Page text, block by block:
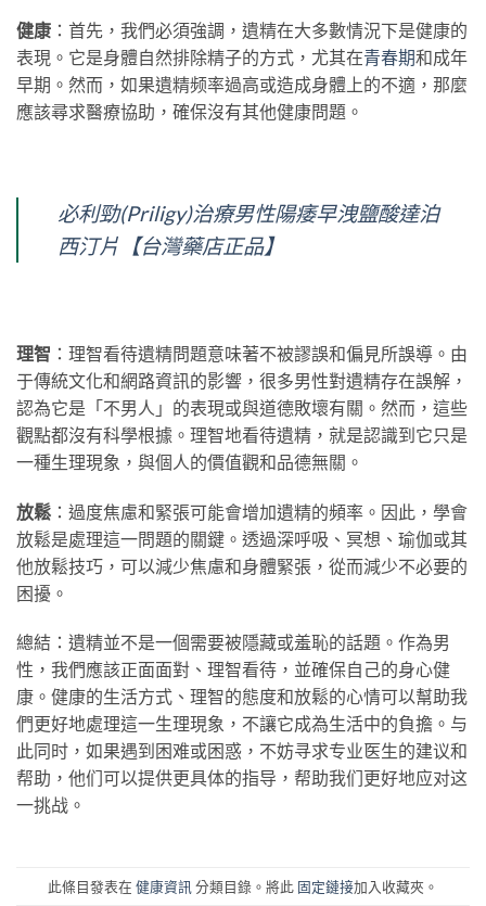
健康 ：首先，我們必須強調，遺精在大多數情況下是健康的
表現。它是身體自然排除精子的方式，尤其在青春期和成年
早期。然而，如果遺精频率過高或造成身體上的不適，那麼
應該尋求醫療協助，確保沒有其他健康問題。
必利勁(Priligy)治療男性陽痿早洩鹽酸達泊
西汀片【台灣藥店正品】
理智 ：理智看待遺精問題意味著不被謬誤和偏見所誤導。由
于傳統文化和網路資訊的影響，很多男性對遺精存在誤解，
認為它是「不男人」的表現或與道德敗壞有關。然而，這些
觀點都沒有科學根據。理智地看待遺精，就是認識到它只是
一種生理現象，與個人的價值觀和品德無關。
放鬆 ：過度焦慮和緊張可能會增加遺精的頻率。因此，學會
放鬆是處理這一問題的關鍵。透過深呼吸、冥想、瑜伽或其
他放鬆技巧，可以減少焦慮和身體緊張，從而減少不必要的
困擾。
總結：遺精並不是一個需要被隱藏或羞恥的話題。作為男
性，我們應該正面面對、理智看待，並確保自己的身心健
康。健康的生活方式、理智的態度和放鬆的心情可以幫助我
們更好地處理這一生理現象，不讓它成為生活中的負擔。与
此同时，如果遇到困难或困惑，不妨寻求专业医生的建议和
帮助，他们可以提供更具体的指导，帮助我们更好地应对这
一挑战。
此條目發表在 健康資訊 分類目錄。將此 固定鏈接加入收藏夾。